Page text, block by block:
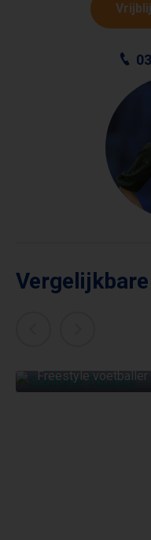
Freestyle voetballer